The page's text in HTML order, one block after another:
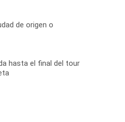
de origen o
hasta el final del tour